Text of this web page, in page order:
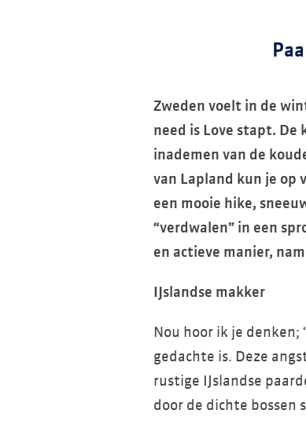
Zweden voelt in de
need is Love stapt. De
inademen van de
van Lapland kun je op
een mooie hike,
“verdwalen” in een
en actieve manier,
IJslandse makker
Nou hoor ik je denken;
gedachte is. Deze
rustige IJslandse
door de dichte bossen